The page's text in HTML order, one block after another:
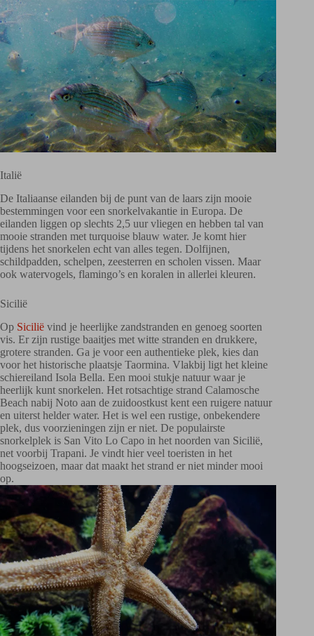
Italië
De Italiaanse eilanden bij de punt van de laars zijn mooie
bestemmingen voor een snorkelvakantie in Europa. De
eilanden liggen op slechts 2,5 uur vliegen en hebben tal van
mooie stranden met turquoise blauw water. Je komt hier
tijdens het snorkelen echt van alles tegen. Dolfijnen,
schildpadden, schelpen, zeesterren en scholen vissen. Maar
ook watervogels, flamingo’s en koralen in allerlei kleuren.
Sicilië
Op Sicilië vind je heerlijke zandstranden en genoeg soorten
vis. Er zijn rustige baaitjes met witte stranden en drukkere,
grotere stranden. Ga je voor een authentieke plek, kies dan
voor het historische plaatsje Taormina. Vlakbij ligt het kleine
schiereiland Isola Bella. Een mooi stukje natuur waar je
heerlijk kunt snorkelen. Het rotsachtige strand Calamosche
Beach nabij Noto aan de zuidoostkust kent een ruigere natuur
en uiterst helder water. Het is wel een rustige, onbekendere
plek, dus voorzieningen zijn er niet. De populairste
snorkelplek is San Vito Lo Capo in het noorden van Sicilië,
net voorbij Trapani. Je vindt hier veel toeristen in het
hoogseizoen, maar dat maakt het strand er niet minder mooi
op.